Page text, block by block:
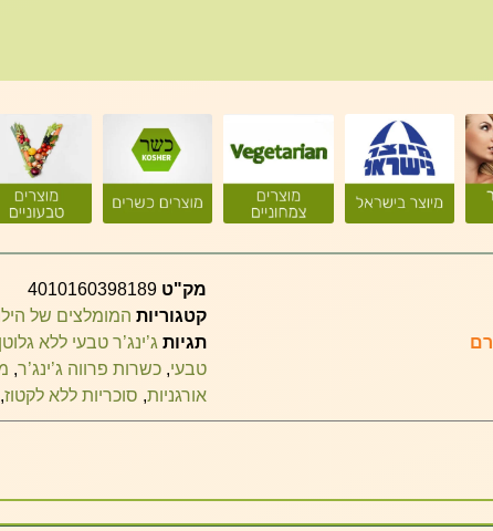
מק"ט 4010160398189
קטגוריות המומלצים של
תגיות ג’ינג’ר טבעי ללא גלוטן
טבעי, כשרות פרווה ג’ינג’ר,
אורגניות, סוכריות ללא לקטוז,